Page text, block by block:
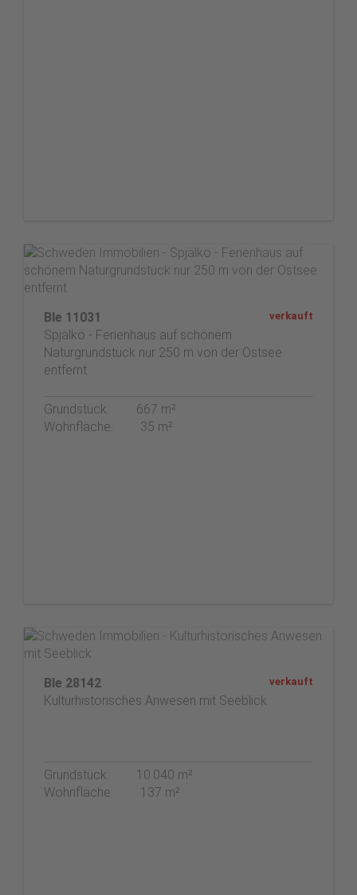
Ble 11031 verkauft
Spjälkö - Ferienhaus auf schönem
Naturgrundstück nur 250 m von der Ostsee
entfernt
Grundstück:
667 m²
Wohnfläche:
35 m²
Ble 28142 verkauft
Kulturhistorisches Anwesen mit Seeblick
Grundstück:
10.040 m²
Wohnfläche:
137 m²